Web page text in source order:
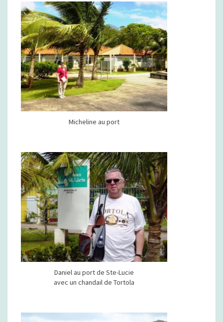
Micheline au port
Daniel au port de Ste-Lucie
avec un chandail de Tortola